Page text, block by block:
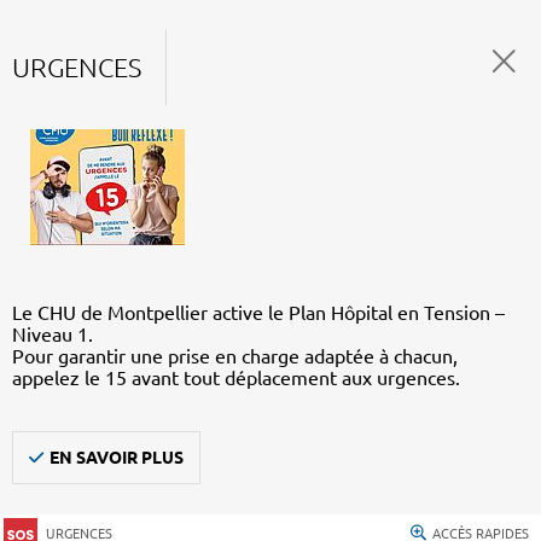
URGENCES
Le CHU de Montpellier active le Plan Hôpital en Tension –
Niveau 1.
Pour garantir une prise en charge adaptée à chacun,
appelez le 15 avant tout déplacement aux urgences.
EN SAVOIR PLUS
URGENCES ACCÈS RAPIDES